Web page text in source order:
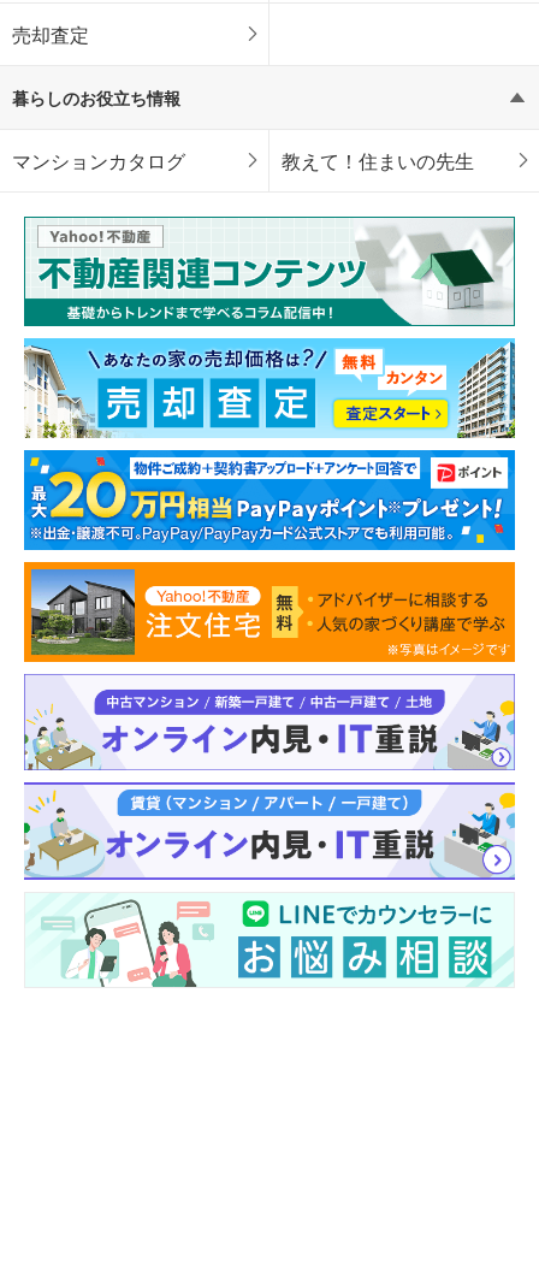
売却査定
暮らしのお役立ち情報
マンションカタログ 教えて！住まいの先生